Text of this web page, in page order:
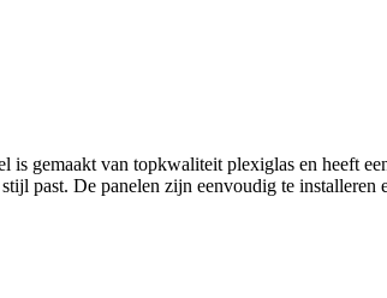
gemaakt van topkwaliteit plexiglas en heeft
past. De panelen zijn eenvoudig te